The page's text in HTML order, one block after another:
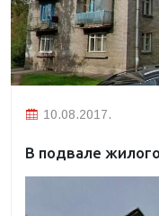
10.08.2017.
В подвале